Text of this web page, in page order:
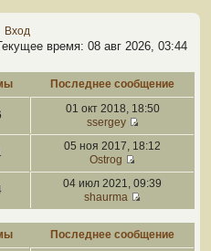
Вход
время: 08 авг 2026, 03:44
Последнее сообщение
01 окт 2018, 18:50
ssergey
05 ноя 2017, 18:12
Ostrog
04 июл 2021, 09:39
shaurma
Последнее сообщение